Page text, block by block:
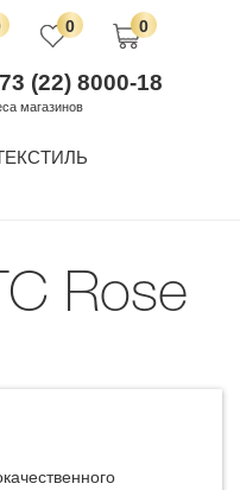
0
0
(22) 8000-18
магазинов